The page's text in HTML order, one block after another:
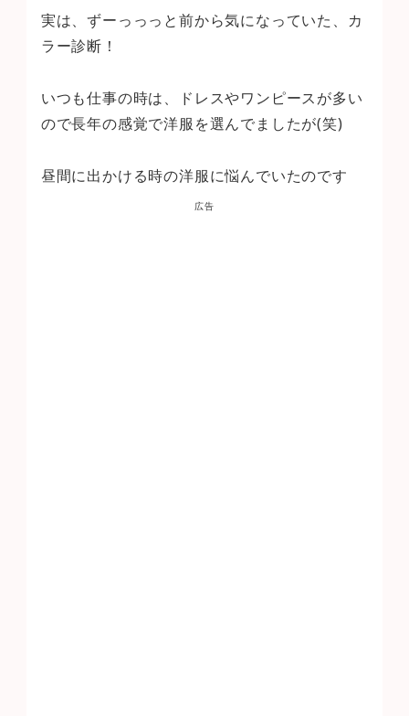
実は、ずーっっっと前から気になっていた、カ
ラー診断！
いつも仕事の時は、ドレスやワンピースが多い
ので長年の感覚で洋服を選んでましたが(笑)
昼間に出かける時の洋服に悩んでいたのです
広告